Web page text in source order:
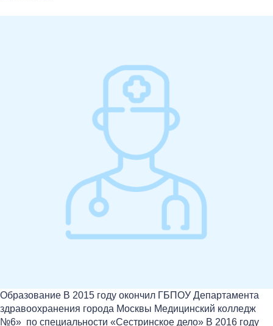
Образование В 2015 году окончил ГБПОУ Департамента
здравоохранения города Москвы Медицинский колледж
№6» по специальности «Сестринское дело» В 2016 году